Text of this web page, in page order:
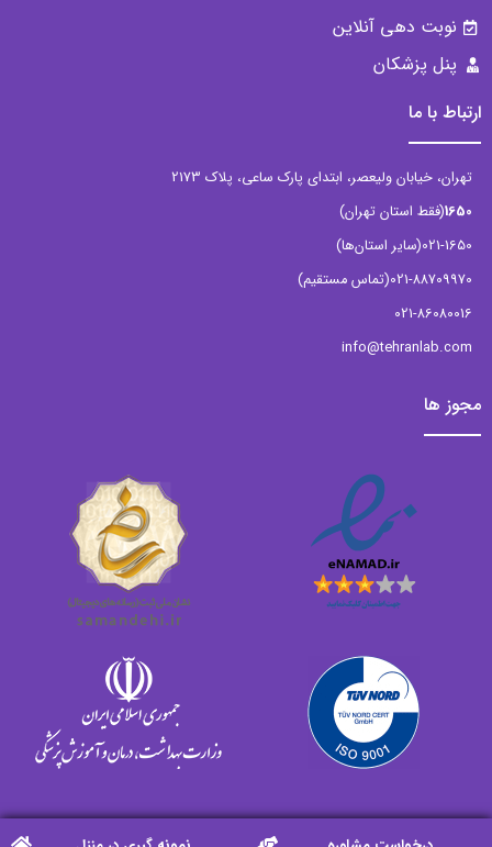
نوبت دهی آنلاین
پنل پزشکان
ارتباط با ما
تهران، خیابان ولیعصر، ابتدای پارک ساعی، پلاک 2173
1650(فقط استان تهران)
021-1650(سایر استان‌ها)
021-88709970(تماس مستقیم)
021-86080016
info@tehranlab.com
مجوز ها